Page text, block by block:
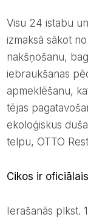
Visu 24 istabu un visu koplietošanas telpu īre jums
izmaksā sākot
nakšņošanu,
iebraukšanas
apmeklēšanu,
tējas
ekoloģiskus
telpu, OTTO
Cikos ir